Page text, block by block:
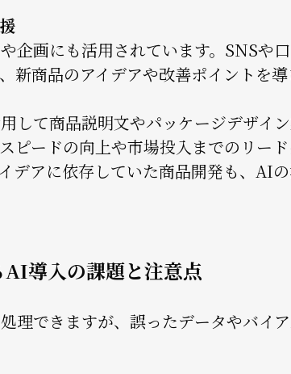
企画にも活用されています。SNSや
新商品のアイデアや改善ポイントを導
して商品説明文やパッケージデザイ
ピードの向上や市場投入までのリー
デアに依存していた商品開発も、AI
導入の課題と注意点
理できますが、誤ったデータやバイ